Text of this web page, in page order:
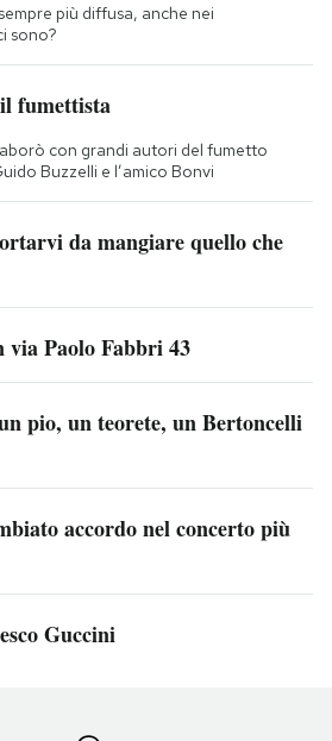
più diffusa, anche nei
sono?
fumettista
con grandi autori del fumetto
Buzzelli e l’amico Bonvi
da mangiare quello che
Paolo Fabbri 43
pio, un teorete, un Bertoncelli
accordo nel concerto più
Guccini